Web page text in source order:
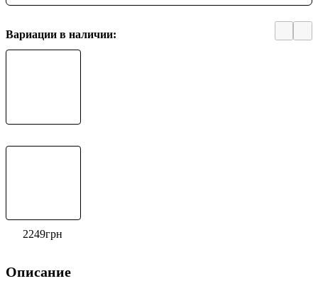
Вариации в наличии:
2249грн
Описание